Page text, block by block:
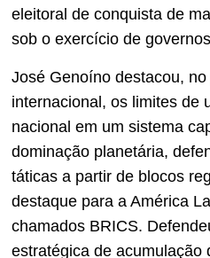
eleitoral de conquista de
sob o exercício de
José Genoíno destacou,
internacional, os limites de
nacional em um sistema
dominação planetária,
táticas a partir de blocos
destaque para a América
chamados BRICS.
estratégica de acumulação